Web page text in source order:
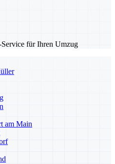
für Ihren Umzug
am Main